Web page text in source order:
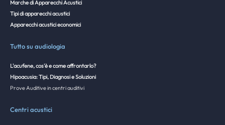
Marche di Apparecchi Acustici
Tipi di apparecchi acustici
Apparecchi acustici economici
Tutto su audiologia
L'acufene, cos'è e come affrontarlo?
Hipoacusia: Tipi, Diagnosi e Soluzioni
Prove Auditive in centri auditivi
Centri acustici